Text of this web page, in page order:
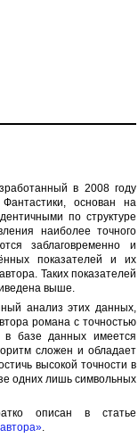
в 2008 году
основан на
по структуре
наиболее точного
заблаговременно и
показателей и их
Таких показателей
выше.
анализ этих данных,
романа с точностью
базе данных имеется
сложен и обладает
высокой точности в
одних лишь символьных
описан в статье
.